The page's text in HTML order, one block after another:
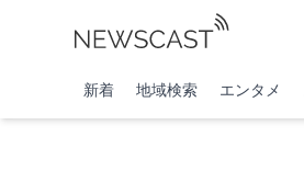
新着 地域検索 エンタメ